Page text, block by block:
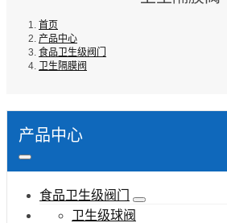
首页
产品中心
食品卫生级阀门
卫生隔膜阀
产品中心
食品卫生级阀门
卫生级球阀